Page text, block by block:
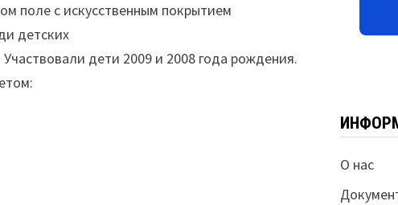
поле с искусственным покрытием
детских
дети 2009 и 2008 года рождения.
О нас